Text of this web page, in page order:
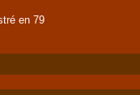
en 79